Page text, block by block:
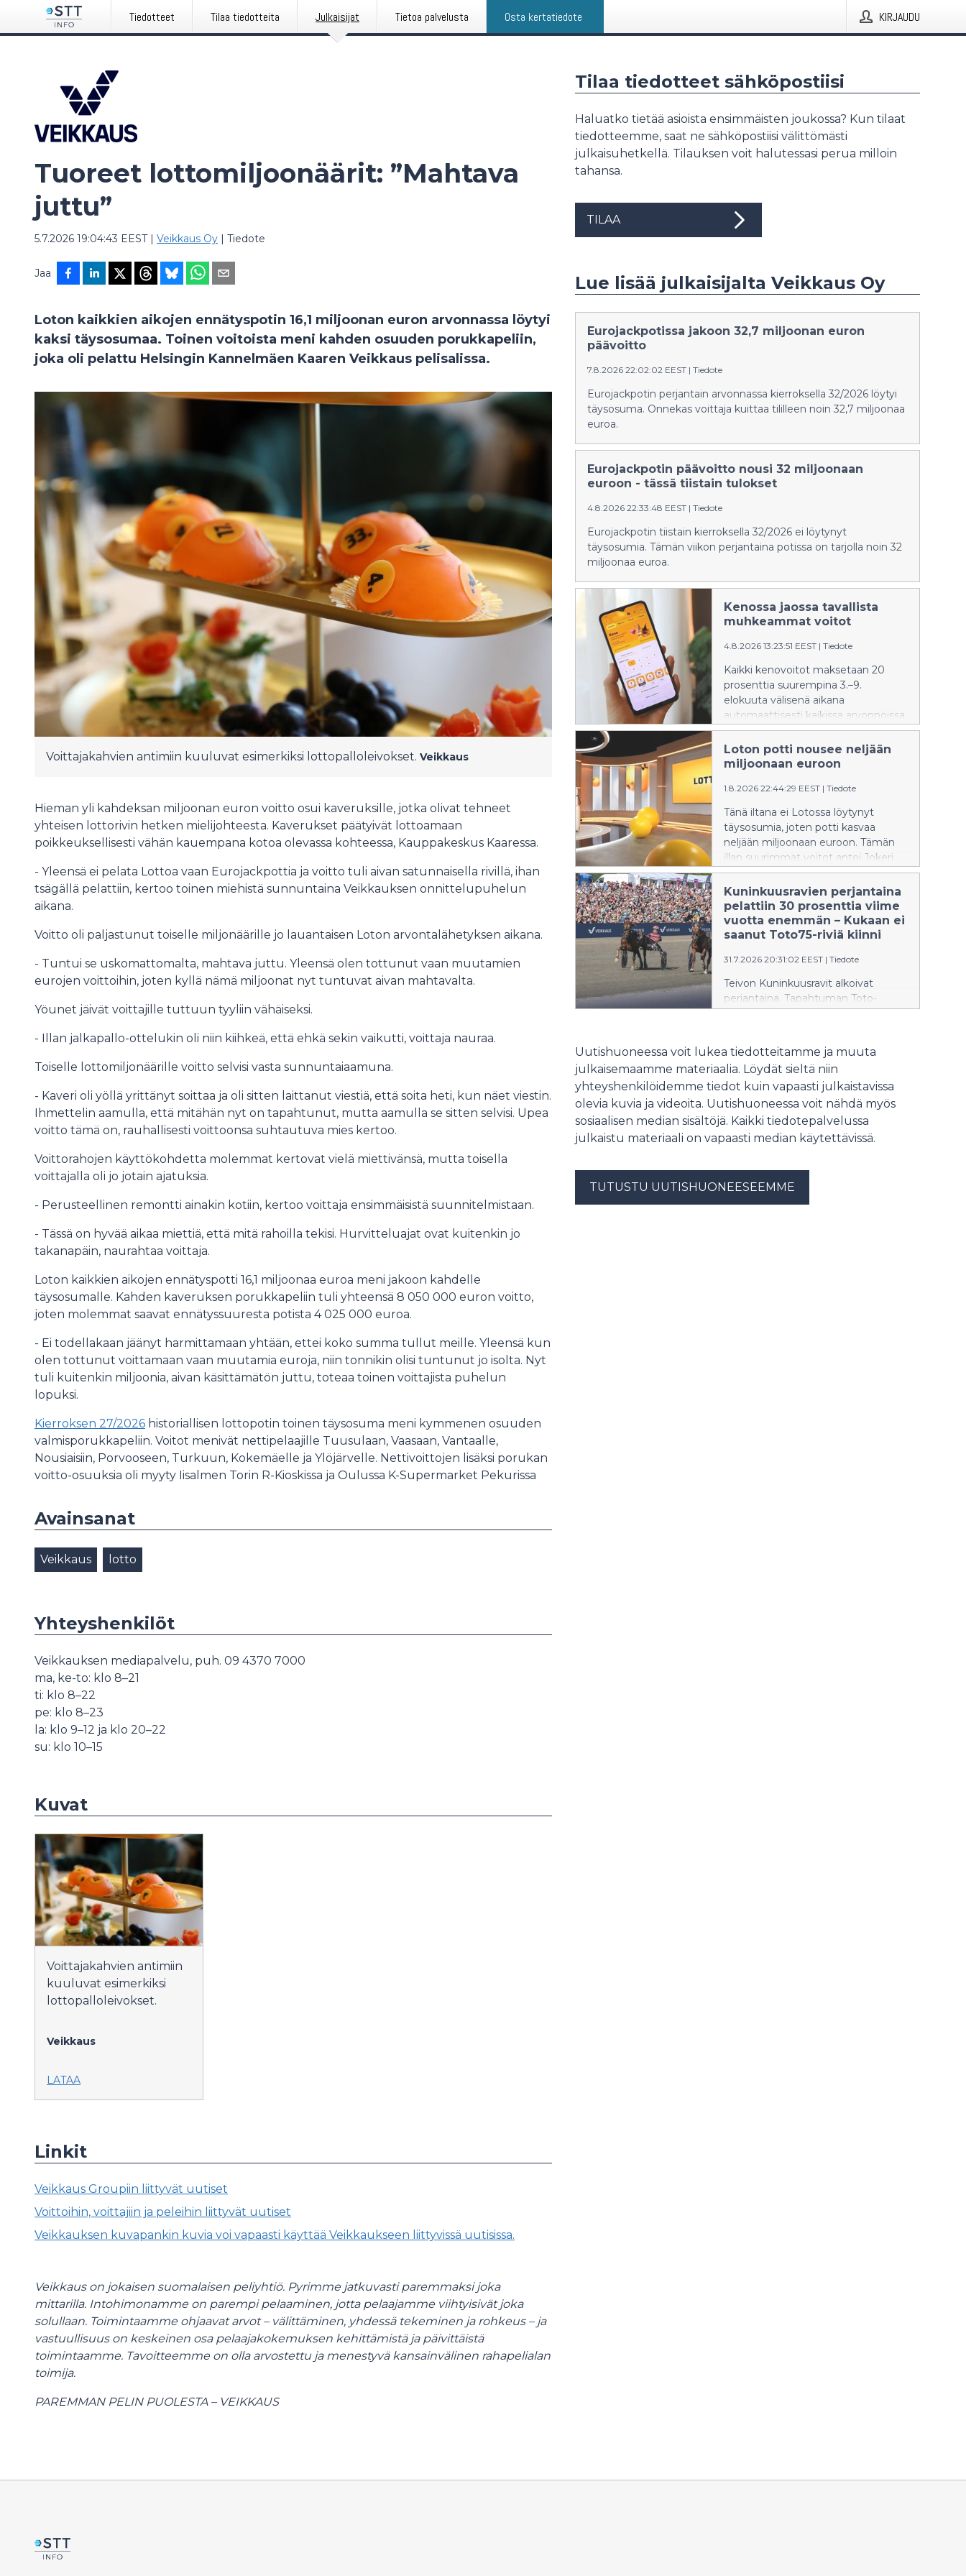
Tiedotteet Tilaa tiedotteita Julkaisijat Tietoa palvelusta Osta kertatiedote KIRJAUDU
Tuoreet lottomiljoonäärit: ”Mahtava
juttu”
5.7.2026 19:04:43 EEST| Veikkaus Oy | Tiedote
Jaa
Loton kaikkien aikojen ennätyspotin 16,1 miljoonan euron arvonnassa löytyi
kaksi täysosumaa. Toinen voitoista meni kahden osuuden porukkapeliin,
joka oli pelattu Helsingin Kannelmäen Kaaren Veikkaus pelisalissa.
Voittajakahvien antimiin kuuluvat esimerkiksi lottopalloleivokset. Veikkaus
Hieman yli kahdeksan miljoonan euron voitto osui kaveruksille, jotka olivat tehneet
yhteisen lottorivin hetken mielijohteesta. Kaverukset päätyivät lottoamaan
poikkeuksellisesti vähän kauempana kotoa olevassa kohteessa, Kauppakeskus Kaaressa.
- Yleensä ei pelata Lottoa vaan Eurojackpottia ja voitto tuli aivan satunnaisella rivillä, ihan
tsägällä pelattiin, kertoo toinen miehistä sunnuntaina Veikkauksen onnittelupuhelun
aikana.
Voitto oli paljastunut toiselle miljonäärille jo lauantaisen Loton arvontalähetyksen aikana.
- Tuntui se uskomattomalta, mahtava juttu. Yleensä olen tottunut vaan muutamien
eurojen voittoihin, joten kyllä nämä miljoonat nyt tuntuvat aivan mahtavalta.
Yöunet jäivät voittajille tuttuun tyyliin vähäiseksi.
- Illan jalkapallo-ottelukin oli niin kiihkeä, että ehkä sekin vaikutti, voittaja nauraa.
Toiselle lottomiljonäärille voitto selvisi vasta sunnuntaiaamuna.
- Kaveri oli yöllä yrittänyt soittaa ja oli sitten laittanut viestiä, että soita heti, kun näet viestin.
Ihmettelin aamulla, että mitähän nyt on tapahtunut, mutta aamulla se sitten selvisi. Upea
voitto tämä on, rauhallisesti voittoonsa suhtautuva mies kertoo.
Voittorahojen käyttökohdetta molemmat kertovat vielä miettivänsä, mutta toisella
voittajalla oli jo jotain ajatuksia.
- Perusteellinen remontti ainakin kotiin, kertoo voittaja ensimmäisistä suunnitelmistaan.
- Tässä on hyvää aikaa miettiä, että mitä rahoilla tekisi. Hurvitteluajat ovat kuitenkin jo
takanapäin, naurahtaa voittaja.
Loton kaikkien aikojen ennätyspotti 16,1 miljoonaa euroa meni jakoon kahdelle
täysosumalle. Kahden kaveruksen porukkapeliin tuli yhteensä 8 050 000 euron voitto,
joten molemmat saavat ennätyssuuresta potista 4 025 000 euroa.
- Ei todellakaan jäänyt harmittamaan yhtään, ettei koko summa tullut meille. Yleensä kun
olen tottunut voittamaan vaan muutamia euroja, niin tonnikin olisi tuntunut jo isolta. Nyt
tuli kuitenkin miljoonia, aivan käsittämätön juttu, toteaa toinen voittajista puhelun
lopuksi.
Kierroksen 27/2026 historiallisen lottopotin toinen täysosuma meni kymmenen osuuden
valmisporukkapeliin. Voitot menivät nettipelaajille Tuusulaan, Vaasaan, Vantaalle,
Nousiaisiin, Porvooseen, Turkuun, Kokemäelle ja Ylöjärvelle. Nettivoittojen lisäksi porukan
voitto-osuuksia oli myyty Iisalmen Torin R-Kioskissa ja Oulussa K-Supermarket Pekurissa
Avainsanat
Veikkaus lotto
Yhteyshenkilöt
Veikkauksen mediapalvelu, puh. 09 4370 7000
ma, ke-to: klo 8–21
ti: klo 8–22
pe: klo 8–23
la: klo 9–12 ja klo 20–22
su: klo 10–15
Kuvat
Voittajakahvien antimiin
kuuluvat esimerkiksi
lottopalloleivokset.
Veikkaus
LATAA
Linkit
Veikkaus Groupiin liittyvät uutiset
Voittoihin, voittajiin ja peleihin liittyvät uutiset
Veikkauksen kuvapankin kuvia voi vapaasti käyttää Veikkaukseen liittyvissä uutisissa.
Veikkaus on jokaisen suomalaisen peliyhtiö. Pyrimme jatkuvasti paremmaksi joka
mittarilla. Intohimonamme on parempi pelaaminen, jotta pelaajamme viihtyisivät joka
solullaan. Toimintaamme ohjaavat arvot – välittäminen, yhdessä tekeminen ja rohkeus – ja
vastuullisuus on keskeinen osa pelaajakokemuksen kehittämistä ja päivittäistä
toimintaamme. Tavoitteemme on olla arvostettu ja menestyvä kansainvälinen rahapelialan
toimija.
PAREMMAN PELIN PUOLESTA – VEIKKAUS
Tilaa tiedotteet sähköpostiisi
Haluatko tietää asioista ensimmäisten joukossa? Kun tilaat
tiedotteemme, saat ne sähköpostiisi välittömästi
julkaisuhetkellä. Tilauksen voit halutessasi perua milloin
tahansa.
TILAA
Lue lisää julkaisijalta Veikkaus Oy
Eurojackpotissa jakoon 32,7 miljoonan euron
päävoitto
7.8.2026 22:02:02 EEST | Tiedote
Eurojackpotin perjantain arvonnassa kierroksella 32/2026 löytyi
täysosuma. Onnekas voittaja kuittaa tililleen noin 32,7 miljoonaa
euroa.
Eurojackpotin päävoitto nousi 32 miljoonaan
euroon - tässä tiistain tulokset
4.8.2026 22:33:48 EEST | Tiedote
Eurojackpotin tiistain kierroksella 32/2026 ei löytynyt
täysosumia. Tämän viikon perjantaina potissa on tarjolla noin 32
miljoonaa euroa.
Kenossa jaossa tavallista
muhkeammat voitot
4.8.2026 13:23:51 EEST | Tiedote
Kaikki kenovoitot maksetaan 20
prosenttia suurempina 3.–9.
elokuuta välisenä aikana
automaattisesti kaikissa arvonnoissa,
kaikilla kenotasoilla ja kaikissa
pelimuodoissa.
Loton potti nousee neljään
miljoonaan euroon
1.8.2026 22:44:29 EEST | Tiedote
Tänä iltana ei Lotossa löytynyt
täysosumia, joten potti kasvaa
neljään miljoonaan euroon. Tämän
illan suurimmat voitot antoi Jokeri.
Kuninkuusravien perjantaina
pelattiin 30 prosenttia viime
vuotta enemmän – Kukaan ei
saanut Toto75-riviä kiinni
31.7.2026 20:31:02 EEST | Tiedote
Teivon Kuninkuusravit alkoivat
perjantaina. Tapahtuman Toto-
pelivaihto kasvoi perjantain osalta
Kuninkuusravien perjantaihin
verrattuna.
Uutishuoneessa voit lukea tiedotteitamme ja muuta
julkaisemaamme materiaalia. Löydät sieltä niin
yhteyshenkilöidemme tiedot kuin vapaasti julkaistavissa
olevia kuvia ja videoita. Uutishuoneessa voit nähdä myös
sosiaalisen median sisältöjä. Kaikki tiedotepalvelussa
julkaistu materiaali on vapaasti median käytettävissä.
TUTUSTU UUTISHUONEESEEMME